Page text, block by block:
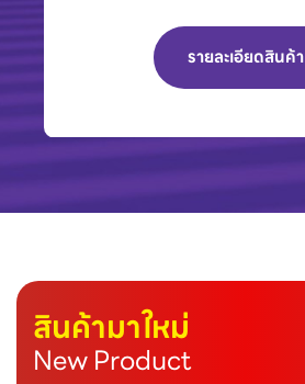
รายละเอียดสินค้า
สินค้ามาใหม่
New Product